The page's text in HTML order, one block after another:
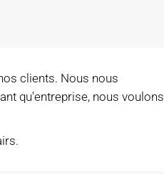
clients. Nous nous
qu'entreprise, nous voulons